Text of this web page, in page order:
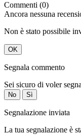
Commenti (0)
Ancora nessuna
Non è stato possibile
OK
Segnala commento
Sei sicuro di voler
No Sì
Segnalazione inviata
La tua segnalazione è